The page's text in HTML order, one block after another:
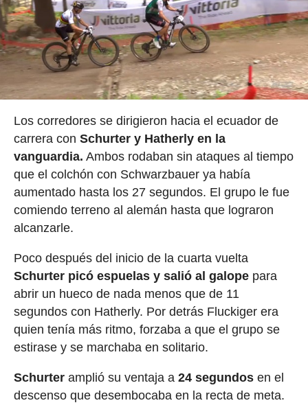
Los corredores se dirigieron hacia el ecuador de
carrera con Schurter y Hatherly en la
vanguardia. Ambos rodaban sin ataques al tiempo
que el colchón con Schwarzbauer ya había
aumentado hasta los 27 segundos. El grupo le fue
comiendo terreno al alemán hasta que lograron
alcanzarle.
Poco después del inicio de la cuarta vuelta
Schurter picó espuelas y salió al galopepara
abrir un hueco de nada menos que de 11
segundos con Hatherly. Por detrás Fluckiger era
quien tenía más ritmo, forzaba a que el grupo se
estirase y se marchaba en solitario.
Schurter amplió su ventaja a 24 segundosen el
descenso que desembocaba en la recta de meta.